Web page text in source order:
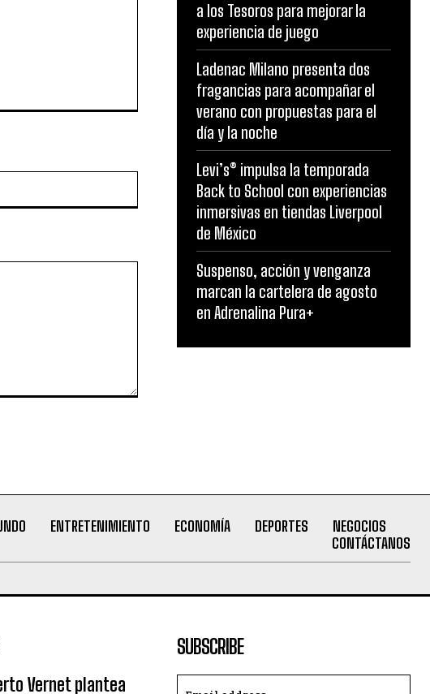
a los Tesoros para mejorar la
experiencia de juego
Ladenac Milano presenta dos
fragancias para acompañar el
verano con propuestas para el
día y la noche
Levi’s® impulsa la temporada
Back to School con experiencias
inmersivas en tiendas Liverpool
de México
Suspenso, acción y venganza
marcan la cartelera de agosto
en Adrenalina Pura+
ENTRETENIMIENTO ECONOMÍA DEPORTES
NEGOCIOS
CONTÁCTANOS
Vernet plantea
SUBSCRIBE